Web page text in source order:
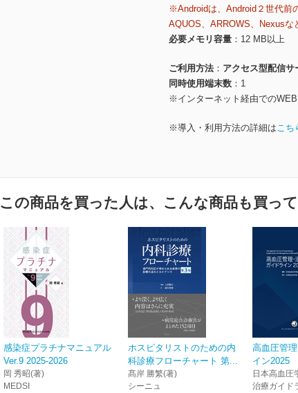
※Androidは、Android２世代前
AQUOS、ARROWS、Nexusな
必要メモリ容量
12 MB以上
ご利用方法
アクセス型配信サ
同時使用端末数
1
※インターネット経由での
※導入・利用方法の詳細はこち
この商品を買った人は、こんな商品も買って
感染症プラチナマニュアル
Ver.9 2025-2026
岡 秀昭(著)
MEDSI
ホスピタリストのための内
科診療フローチャート 第...
髙岸 勝繁(著)
シーニュ
高血圧管
イン2025
日本高血圧
治療ガイド